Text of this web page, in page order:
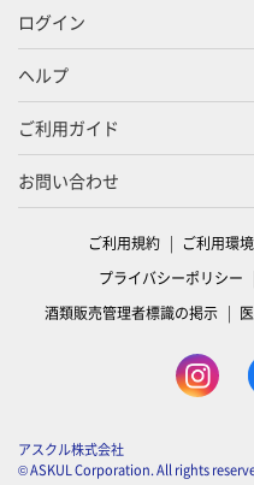
ログイン
ヘルプ
ご利用ガイド
お問い合わせ
ご利用規約 ご利用環
プライバシーポリシー
酒類販売管理者標識の掲示
アスクル株式会社
© ASKUL Corporation. All rights